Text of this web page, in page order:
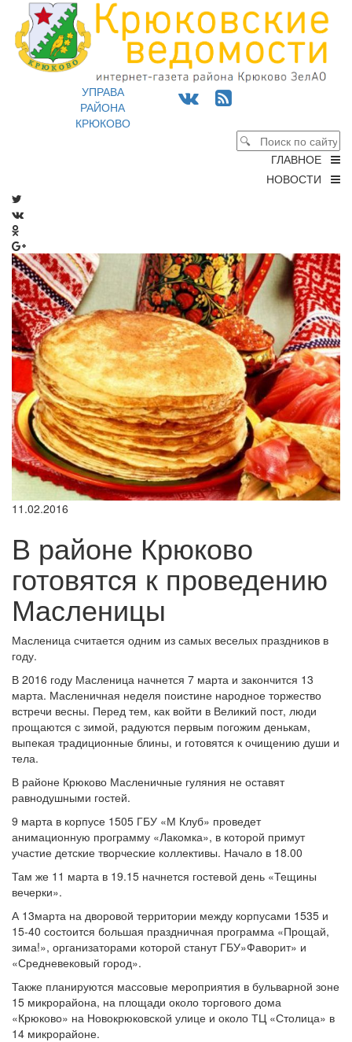
УПРАВА
РАЙОНА
КРЮКОВО
ГЛАВНОЕ
НОВОСТИ
11.02.2016
В районе Крюково
готовятся к проведению
Масленицы
Масленица считается одним из самых веселых праздников в
году.
В 2016 году Масленица начнется 7 марта и закончится 13
марта. Масленичная неделя поистине народное торжество
встречи весны. Перед тем, как войти в Великий пост, люди
прощаются с зимой, радуются первым погожим денькам,
выпекая традиционные блины, и готовятся к очищению души и
тела.
В районе Крюково Масленичные гуляния не оставят
равнодушными гостей.
9 марта в корпусе 1505 ГБУ «М Клуб» проведет
анимационную программу «Лакомка», в которой примут
участие детские творческие коллективы. Начало в 18.00
Там же 11 марта в 19.15 начнется гостевой день «Тещины
вечерки».
А 13марта на дворовой территории между корпусами 1535 и
15-40 состоится большая праздничная программа «Прощай,
зима!», организаторами которой станут ГБУ»Фаворит» и
«Средневековый город».
Также планируются массовые мероприятия в бульварной зоне
15 микрорайона, на площади около торгового дома
«Крюково» на Новокрюковской улице и около ТЦ «Столица» в
14 микрорайоне.